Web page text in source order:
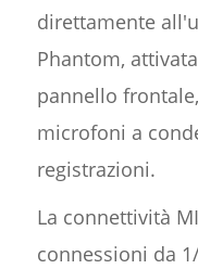
direttamente
Phantom,
pannello
microfoni a
registrazioni.
La connettività
connessioni da